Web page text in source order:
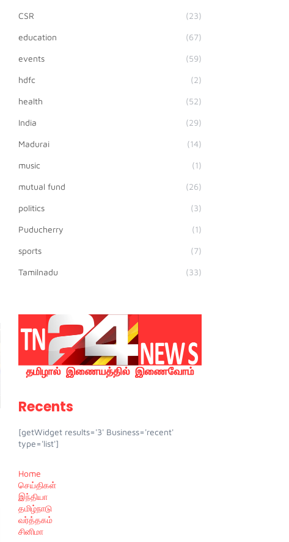
CSR (23)
education (67)
events (59)
hdfc (2)
health (52)
India (29)
Madurai (14)
music (1)
mutual fund (26)
politics (3)
Puducherry (1)
sports (7)
Tamilnadu (33)
Recents
[getWidget results='3' Business='recent'
type='list']
Home
செய்திகள்
இந்தியா
தமிழ்நாடு
வர்த்தகம்
சினிமா